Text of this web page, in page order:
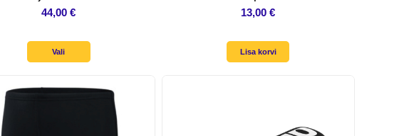
44,00€
Vali
13,00€
Lisa korvi